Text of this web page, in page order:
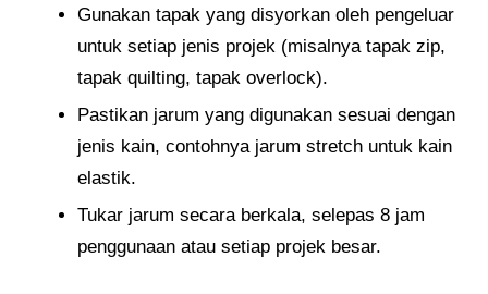
Gunakan tapak yang disyorkan oleh pengeluar
untuk setiap jenis projek (misalnya tapak zip,
tapak quilting, tapak overlock).
Pastikan jarum yang digunakan sesuai dengan
jenis kain, contohnya jarum stretch untuk kain
elastik.
Tukar jarum secara berkala, selepas 8 jam
penggunaan atau setiap projek besar.